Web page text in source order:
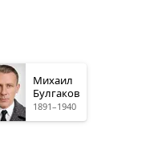
Михаил
Булгаков
1891–1940